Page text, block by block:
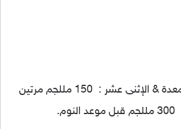
قرحات المعدة & الإثنى عشر : 150 مللجم مرتين